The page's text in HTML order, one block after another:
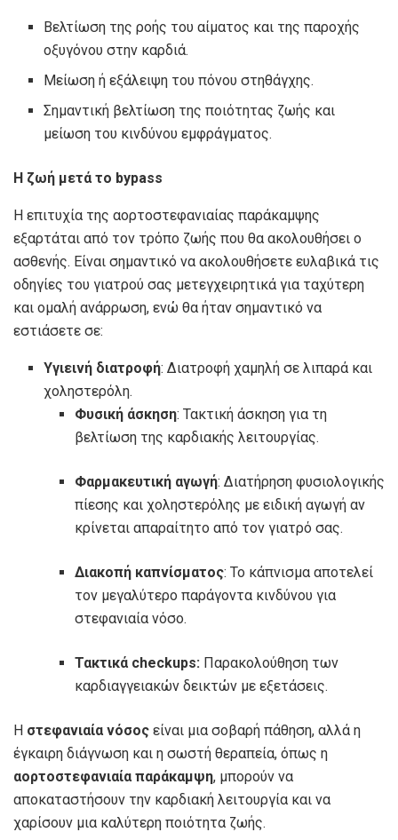
Βελτίωση της ροής του αίματος και της παροχής
οξυγόνου στην καρδιά.
Μείωση ή εξάλειψη του πόνου στηθάγχης.
Σημαντική βελτίωση της ποιότητας ζωής και
μείωση του κινδύνου εμφράγματος.
Η ζωή μετά το bypass
Η επιτυχία της αορτοστεφανιαίας παράκαμψης
εξαρτάται από τον τρόπο ζωής που θα ακολουθήσει ο
ασθενής. Είναι σημαντικό να ακολουθήσετε ευλαβικά τις
οδηγίες του γιατρού σας μετεγχειρητικά για ταχύτερη
και ομαλή ανάρρωση, ενώ θα ήταν σημαντικό να
εστιάσετε σε:
Υγιεινή διατροφή: Διατροφή χαμηλή σε λιπαρά και
χοληστερόλη.
Φυσική άσκηση: Τακτική άσκηση για τη
βελτίωση της καρδιακής λειτουργίας.
Φαρμακευτική αγωγή: Διατήρηση φυσιολογικής
πίεσης και χοληστερόλης με ειδική αγωγή αν
κρίνεται απαραίτητο από τον γιατρό σας.
Διακοπή καπνίσματος: Το κάπνισμα αποτελεί
τον μεγαλύτερο παράγοντα κινδύνου για
στεφανιαία νόσο.
Τακτικά checkups: Παρακολούθηση των
καρδιαγγειακών δεικτών με εξετάσεις.
Η στεφανιαία νόσος είναι μια σοβαρή πάθηση, αλλά η
έγκαιρη διάγνωση και η σωστή θεραπεία, όπως η
αορτοστεφανιαία παράκαμψη, μπορούν να
αποκαταστήσουν την καρδιακή λειτουργία και να
χαρίσουν μια καλύτερη ποιότητα ζωής.